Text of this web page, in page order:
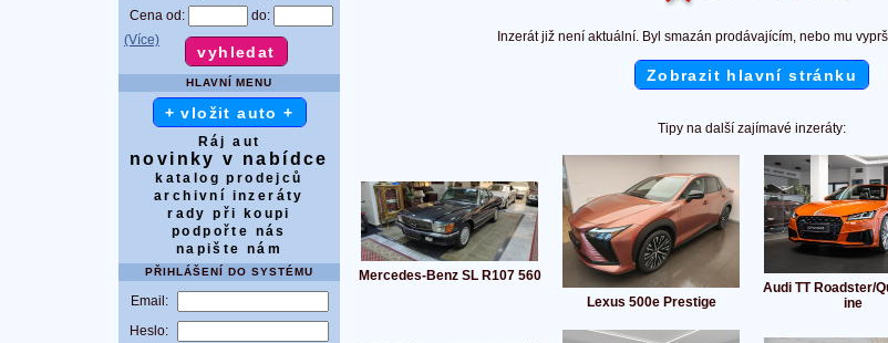
Cena od:
do:
(Více)
HLAVNÍ MENU
+ vložit auto +
Ráj aut
novinky v nabídce
katalog prodejců
archivní inzeráty
rady při koupi
podpořte nás
napište nám
PŘIHLÁŠENÍ DO SYSTÉMU
Email:
Heslo:
Inzerát již není aktuální. Byl smazán prodávajícím, nebo mu
Zobrazit hlavní stránku
Tipy na další zajímavé inzeráty:
Mercedes-Benz SL R107 560
Lexus 500e Prestige
Audi TT Roadster/
ine